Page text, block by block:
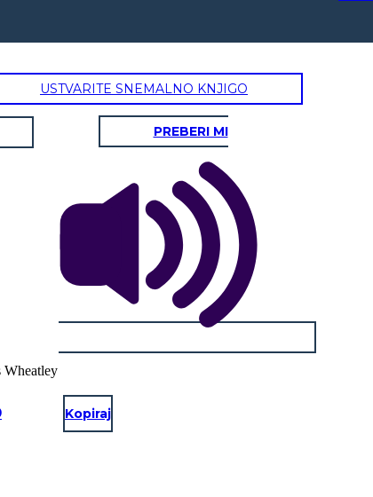
USTVARITE SNEMALNO KNJIGO
PREBERI MI
Kopiraj